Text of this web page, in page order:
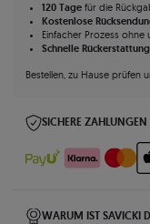
120 Tagefür die
Kostenlose
Einfacher Prozess ohne
Schnelle Rückerstattung
Bestellen, zu Hause prüfen
SICHERE ZAHLUNGEN
WARUM IST SAVICKI